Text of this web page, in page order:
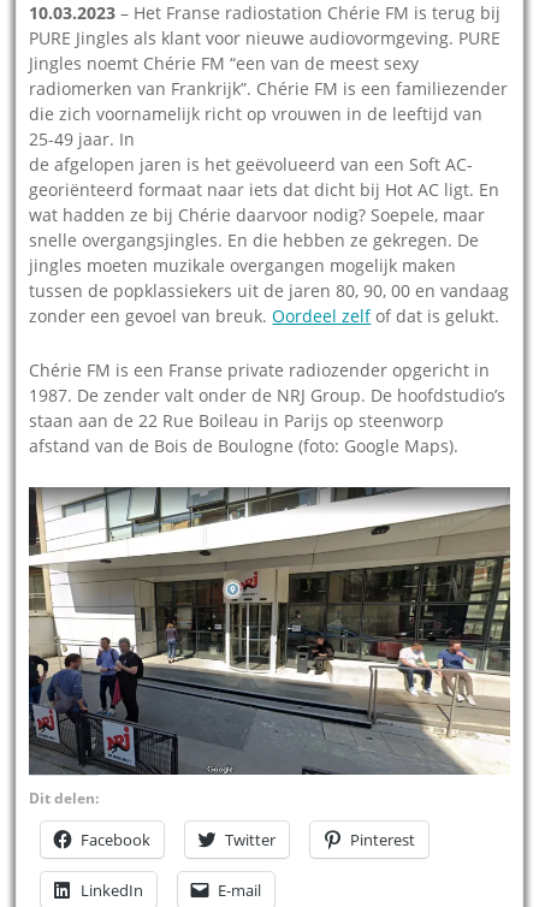
10.03.2023 – Het Franse radiostation Chérie FM is terug bij
PURE Jingles als klant voor nieuwe audiovormgeving. PURE
Jingles noemt Chérie FM “een van de meest sexy
radiomerken van Frankrijk”. Chérie FM is een familiezender
die zich voornamelijk richt op vrouwen in de leeftijd van
25-49 jaar. In
de afgelopen jaren is het geëvolueerd van een Soft AC-
georiënteerd formaat naar iets dat dicht bij Hot AC ligt. En
wat hadden ze bij Chérie daarvoor nodig? Soepele, maar
snelle overgangsjingles. En die hebben ze gekregen. De
jingles moeten muzikale overgangen mogelijk maken
tussen de popklassiekers uit de jaren 80, 90, 00 en vandaag
zonder een gevoel van breuk.Oordeel zelfof dat is gelukt.
Chérie FM is een Franse private radiozender opgericht in
1987. De zender valt onder de NRJ Group. De hoofdstudio’s
staan aan de 22 Rue Boileau in Parijs op steenworp
afstand van de Bois de Boulogne (foto: Google Maps).
Dit delen:
Facebook Twitter Pinterest
LinkedIn E-mail